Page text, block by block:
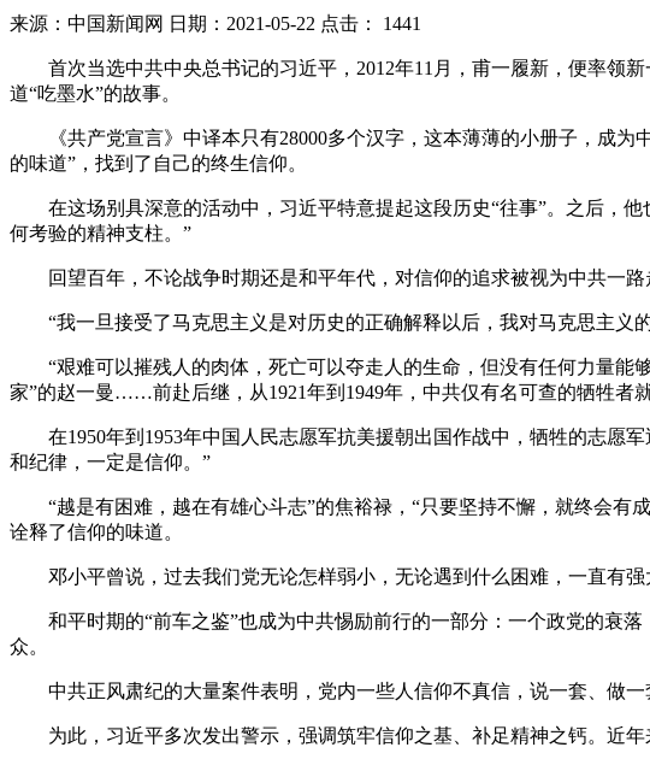
来源：中国新闻网 日期：2021-05-22 点击： 1441
首次当选中共中央总书记的习近平，2012年11月，甫一履新，便率领新
道“吃墨水”的故事。
《共产党宣言》中译本只有28000多个汉字，这本薄薄的小册子，成为
的味道”，找到了自己的终生信仰。
在这场别具深意的活动中，习近平特意提起这段历史“往事”。之后，他
何考验的精神支柱。”
回望百年，不论战争时期还是和平年代，对信仰的追求被视为中共一路
“我一旦接受了马克思主义是对历史的正确解释以后，我对马克思主义
“艰难可以摧残人的肉体，死亡可以夺走人的生命，但没有任何力量能
家”的赵一曼……前赴后继，从1921年到1949年，中共仅有名可查的牺牲者就
在1950年到1953年中国人民志愿军抗美援朝出国作战中，牺牲的志愿军
和纪律，一定是信仰。”
“越是有困难，越在有雄心斗志”的焦裕禄，“只要坚持不懈，就终会有
诠释了信仰的味道。
邓小平曾说，过去我们党无论怎样弱小，无论遇到什么困难，一直有强
和平时期的“前车之鉴”也成为中共惕励前行的一部分：一个政党的衰落
众。
中共正风肃纪的大量案件表明，党内一些人信仰不真信，说一套、做
为此，习近平多次发出警示，强调筑牢信仰之基、补足精神之钙。近年